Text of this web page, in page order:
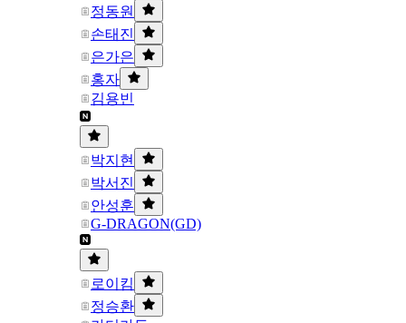
정동원
손태진
은가은
홍자
김용빈
박지현
박서진
안성훈
G-DRAGON(GD)
로이킴
정승환